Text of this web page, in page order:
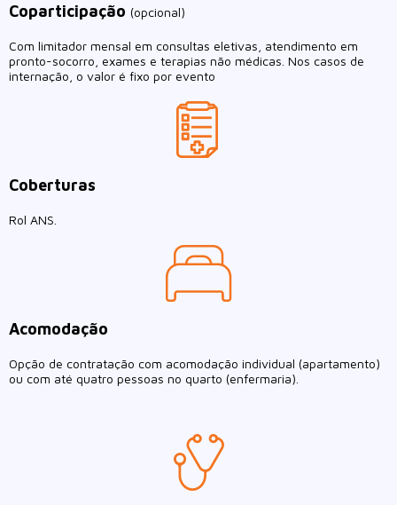
Coparticipação (opcional)
Com limitador mensal em consultas eletivas, atendimento em
pronto-socorro, exames e terapias não médicas. Nos casos de
internação, o valor é fixo por evento
Coberturas
Rol ANS.
Acomodação
Opção de contratação com acomodação individual (apartamento)
ou com até quatro pessoas no quarto (enfermaria).